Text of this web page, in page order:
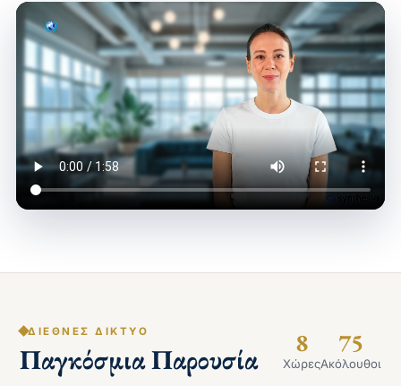
ΔΙΕΘΝΈΣ ΔΊΚΤΥΟ
Παγκόσμια Παρουσία 8
Χώρες
75
Ακόλουθοι